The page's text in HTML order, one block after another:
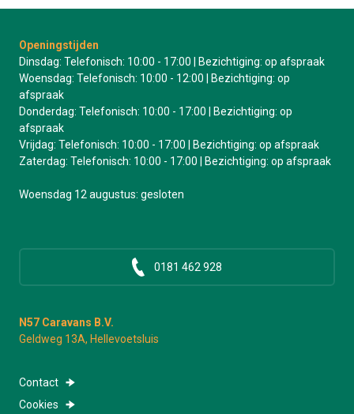
Openingstijden
Dinsdag: Telefonisch: 10:00 - 17:00 | Bezichtiging: op afspraak
Woensdag: Telefonisch: 10:00 - 12:00 | Bezichtiging: op
afspraak
Donderdag: Telefonisch: 10:00 - 17:00 | Bezichtiging: op
afspraak
Vrijdag: Telefonisch: 10:00 - 17:00 | Bezichtiging: op afspraak
Zaterdag: Telefonisch: 10:00 - 17:00 | Bezichtiging: op afspraak
Woensdag 12 augustus: gesloten
0181 462 928
N57 Caravans B.V.
Geldweg 13A, Hellevoetsluis
Contact
Cookies